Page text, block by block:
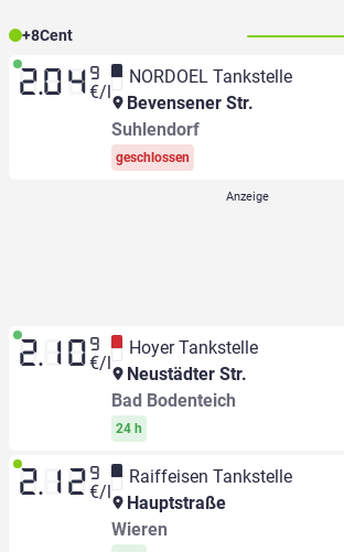
+8Cent
2.04 9
€/l
NORDOEL Tankstelle
Bevensener Str.
Suhlendorf
geschlossen
2.10 9
€/l
Hoyer Tankstelle
Neustädter Str.
Bad Bodenteich
24 h
2.12 9
€/l
Raiffeisen Tankstelle
Hauptstraße
Wieren